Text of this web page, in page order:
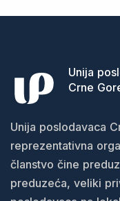
Unija
Crne
Unija poslodavaca
reprezentativna
članstvo čine
preduzeća, veliki